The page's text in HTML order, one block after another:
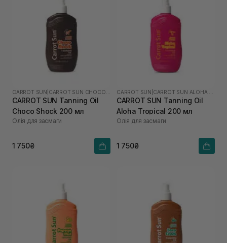
CARROT SUN
CARROT SUN Tanning Oil
Choco Shock 200 мл
Олія для засмаги
1 750₴
CARROT SUN
CARROT SUN Tanning Oil
Aloha Tropical 200 мл
Олія для засмаги
1 750₴